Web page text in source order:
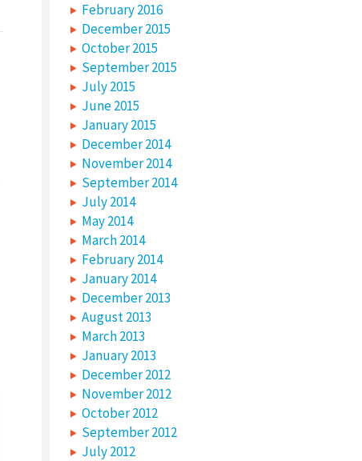
February 2016
December 2015
October 2015
September 2015
July 2015
June 2015
January 2015
December 2014
November 2014
September 2014
July 2014
May 2014
March 2014
February 2014
January 2014
December 2013
August 2013
March 2013
January 2013
December 2012
November 2012
October 2012
September 2012
July 2012